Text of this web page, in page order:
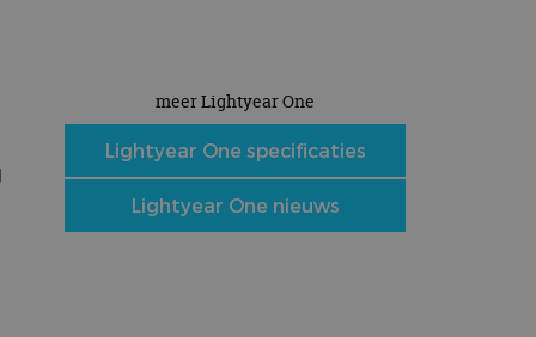
meer Lightyear One
Lightyear One specificaties
Lightyear One nieuws